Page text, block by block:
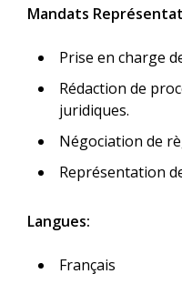
Mandats
Prise en charge
Rédaction de
juridiques.
Négociation de
Représentation
Langues:
Français